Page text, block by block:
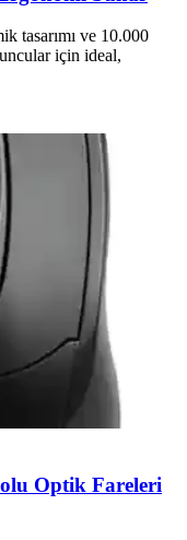
tasarımı ve 10.000
için ideal,
Optik Fareleri